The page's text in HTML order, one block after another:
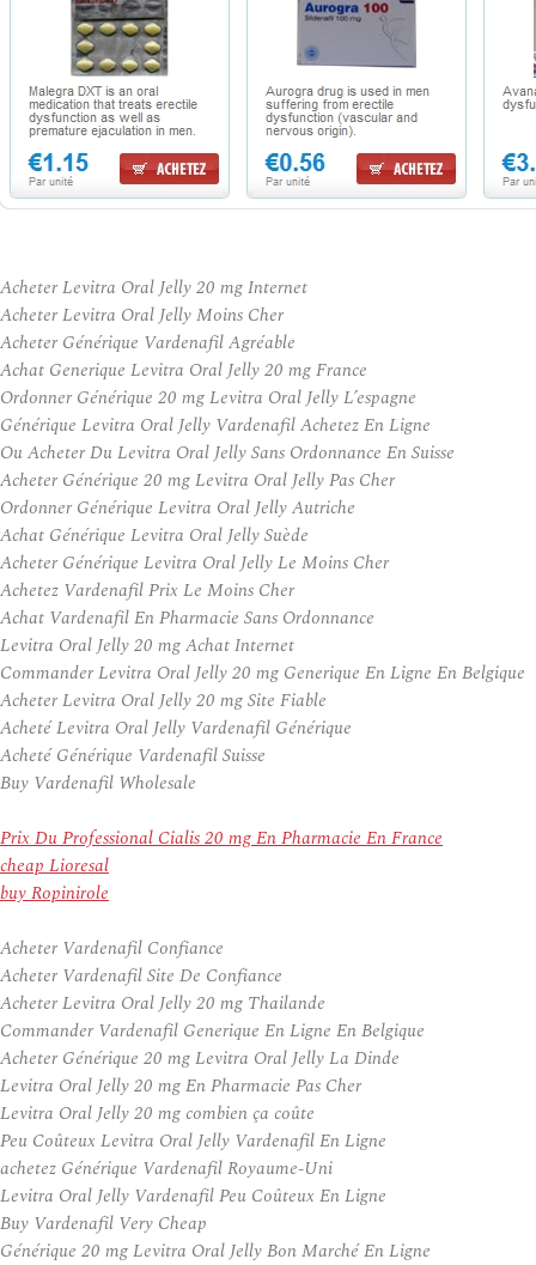
Acheter Levitra Oral Jelly 20 mg Internet
Acheter Levitra Oral Jelly Moins Cher
Acheter Générique Vardenafil Agréable
Achat Generique Levitra Oral Jelly 20 mg France
Ordonner Générique 20 mg Levitra Oral Jelly L’espagne
Générique Levitra Oral Jelly Vardenafil Achetez En Ligne
Ou Acheter Du Levitra Oral Jelly Sans Ordonnance En Suisse
Acheter Générique 20 mg Levitra Oral Jelly Pas Cher
Ordonner Générique Levitra Oral Jelly Autriche
Achat Générique Levitra Oral Jelly Suède
Acheter Générique Levitra Oral Jelly Le Moins Cher
Achetez Vardenafil Prix Le Moins Cher
Achat Vardenafil En Pharmacie Sans Ordonnance
Levitra Oral Jelly 20 mg Achat Internet
Commander Levitra Oral Jelly 20 mg Generique En Ligne En Belgique
Acheter Levitra Oral Jelly 20 mg Site Fiable
Acheté Levitra Oral Jelly Vardenafil Générique
Acheté Générique Vardenafil Suisse
Buy Vardenafil Wholesale
Prix Du Professional Cialis 20 mg En Pharmacie En France
cheap Lioresal
buy Ropinirole
Acheter Vardenafil Confiance
Acheter Vardenafil Site De Confiance
Acheter Levitra Oral Jelly 20 mg Thailande
Commander Vardenafil Generique En Ligne En Belgique
Acheter Générique 20 mg Levitra Oral Jelly La Dinde
Levitra Oral Jelly 20 mg En Pharmacie Pas Cher
Levitra Oral Jelly 20 mg combien ça coûte
Peu Coûteux Levitra Oral Jelly Vardenafil En Ligne
achetez Générique Vardenafil Royaume-Uni
Levitra Oral Jelly Vardenafil Peu Coûteux En Ligne
Buy Vardenafil Very Cheap
Générique 20 mg Levitra Oral Jelly Bon Marché En Ligne